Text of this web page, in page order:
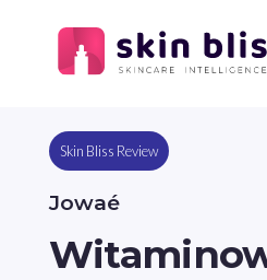
Skin Bliss Review
Jowaé